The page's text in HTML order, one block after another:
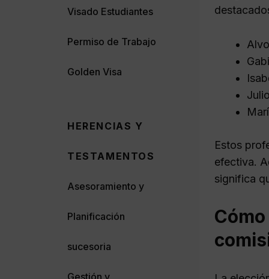
Estos
efectiva.
significa
Visado Estudiantes
Permiso de Trabajo
Golden Visa
HERENCIAS Y
TESTAMENTOS
Asesoramiento y
Planificación
sucesoria
Gestión y